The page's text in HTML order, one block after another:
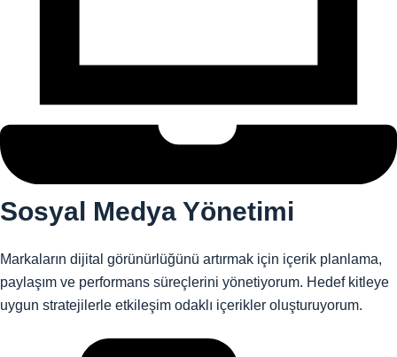
Sosyal Medya Yönetimi
Markaların dijital görünürlüğünü artırmak için içerik planlama,
paylaşım ve performans süreçlerini yönetiyorum. Hedef kitleye
uygun stratejilerle etkileşim odaklı içerikler oluşturuyorum.